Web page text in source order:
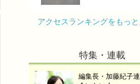
アクセスランキングをもっと
特集・連載
編集長・加藤紀子連